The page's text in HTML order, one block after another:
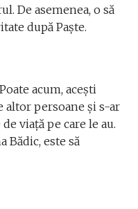
De asemenea, o să
după Paște.
acum, acești
altor persoane și s-ar
viață pe care le au.
Bădic, este să